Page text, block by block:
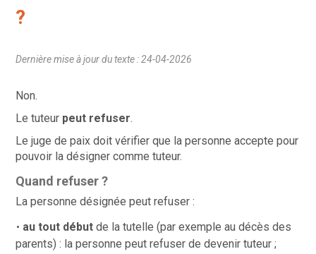
?
Dernière mise à jour du texte : 24-04-2026
Non.
Le tuteur peut refuser.
Le juge de paix doit vérifier que la personne accepte pour
pouvoir la désigner comme tuteur.
Quand refuser ?
La personne désignée peut refuser :
au tout début de la tutelle (par exemple au décès des
parents) : la personne peut refuser de devenir tuteur ;